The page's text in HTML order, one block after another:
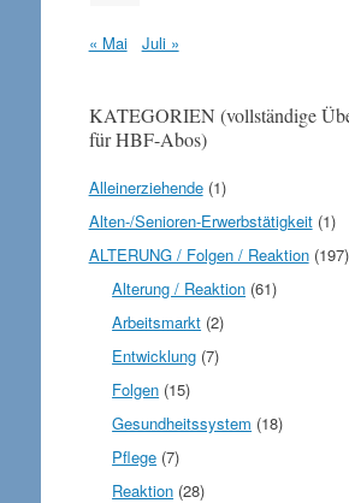
« Mai Juli »
KATEGORIEN (vollständige
für HBF-Abos)
Alleinerziehende(1)
Alten-/Senioren-Erwerbstätigkeit(1)
ALTERUNG / Folgen / Reaktion(197)
Alterung / Reaktion (61)
Arbeitsmarkt (2)
Entwicklung (7)
Folgen (15)
Gesundheitssystem (18)
Pflege (7)
Reaktion (28)